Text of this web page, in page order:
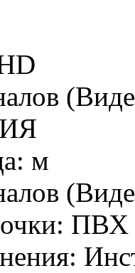
м
ПВХ